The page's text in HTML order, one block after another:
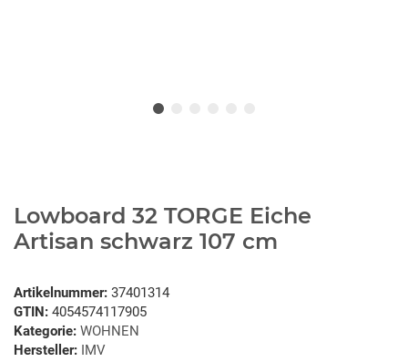
Lowboard 32 TORGE Eiche
Artisan schwarz 107 cm
Artikelnummer: 37401314
GTIN: 4054574117905
Kategorie: WOHNEN
Hersteller: IMV